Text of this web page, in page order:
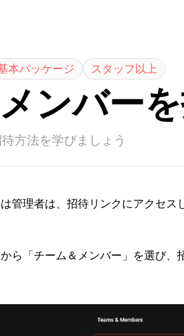
本パッケージ スタッフ以上
ンバー
方法を学びましょう
管理者は、招待リンクにアクセ
ら「チーム＆メンバー」を選び